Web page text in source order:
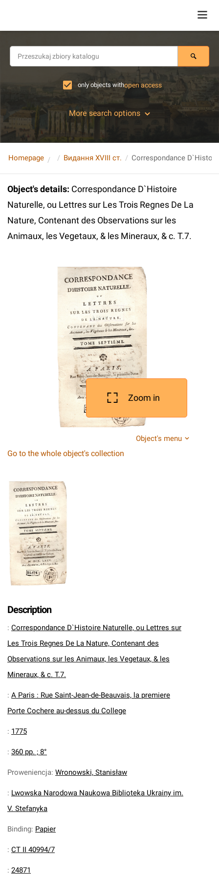
only objects withopen access
More search options
Homepage Видання XVIII ст.
Object's details: Correspondance D`Histoire
Naturelle, ou Lettres sur Les Trois Regnes De La
Nature, Contenant des Observations sur les
Animaux, les Vegetaux, & les Mineraux, & c. T.7.
Zoom in
Object's menu
Go to the whole object's collection
Description
: Correspondance D`Histoire Naturelle, ou Lettres sur
Les Trois Regnes De La Nature, Contenant des
Observations sur les Animaux, les Vegetaux, & les
Mineraux, & c. T.7.
: A Paris : Rue Saint-Jean-de-Beauvais, la premiere
Porte Cochere au-dessus du College
: 1775
: 360 pp. ; 8°
Proweniencja: Wronowski, Stanisław
: Lwowska Narodowa Naukowa Biblioteka Ukrainy im.
V. Stefanyka
Binding: Papier
: CT II 40994/7
: 24871